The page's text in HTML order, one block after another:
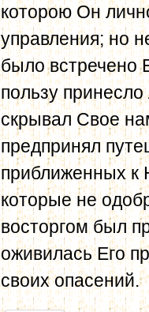
которою Он
управления; но
было встречено
пользу
скрывал Свое
предпринял
приближенных к
которые не
восторгом был
оживилась Его
своих опасений.